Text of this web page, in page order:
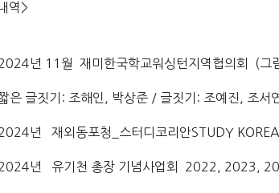
역>
년 11월 재미한국학교워싱턴지역협의회 (그
짓기: 조해인, 박상준 / 글짓기: 조예진, 조서
년 재외동포청_스터디코리안STUDY
년 유기천 총장 기념사업회 2022, 2023,